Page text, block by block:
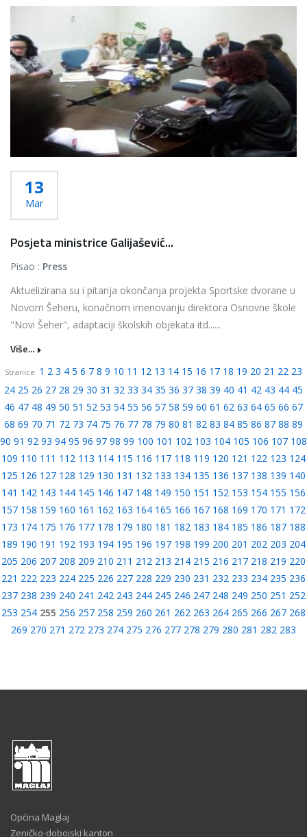
13
Mar
Posjeta ministrice Galijašević...
Pisao : Press
Aktuelizirana su i pitanja okončanja projekta Sportske dvorane u
Novom Šeheru, konačnom imenovanju direktora Osnovne škole
"Novi Šeher", adaptaciji školskih objekata itd......
Više...
Stranice: 1 2 3 4 5 6 7 8 9 10 11 12 13 14 15 16 17 18 19 20 21 22 23
24 25 26 27 28 29 30 31 32 33 34 35 36 37 38 39 40 41 42 43 44 45
46 47 48 49 50 51 52 53 54 55 56 57 58 59 60 61 62 63 64 65 66 67
68 69 70 71 72 73 74 75 76 77 78 79 80 81 82 83 84 85 86 87 88 89
90 91 92 93 94 95 96 97 98 99 100 101 102 103 104 105 106 107 108
109 110 111 112 113 114 115 116 117 118 119 120 121 122 123 124
125 126 127 128 129 130 131 132 133 134 135 136 137 138 139 140
141 142 143 144 145 146 147 148 149 150 151 152 153 154 155 156
157 158 159 160 161 162 163 164 165 166 167 168 169 170 171 172
173 174 175 176 177 178 179 180 181 182 183 184 185 186 187 188
189 190 191 192 193 194 195 196 197 198 199 200 201 202 203 204
205 206 207 208 209 210 211 212 213 214 215 216 217 218 219 220
221 222 223 224 225 226 227 228 229 230 231 232 233 234 235 236
237 238 239 240 241 242 243 244 245 246 247 248 249 250 251 252
253 254 255 256 257 258 259 260 261 262 263 264 265 266 267 268
269 270 271 272 273 274 275 276 277 278 279 280 281 282 283
Općina Maglaj
Zeničko-dobojski kanton